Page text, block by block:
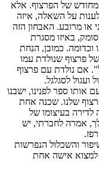
מחודש של הפרצוף. אלא
על השאלה, איזה
או מרובע. האבחון הזה
באיזו מסגרת
וכדומה. כמובן, הנחת
פרצוף שנולדת עמו
אם נולדת עם פרצוף
ועגול לסגלגל.
אותו ספר לפנינו, ישבנו
שלנו. שכנה אחת
לדירה בעיצומו של
לך, אמרה לחברתי, יש
והשכלול הנפרשות
למצוא אישה אחת